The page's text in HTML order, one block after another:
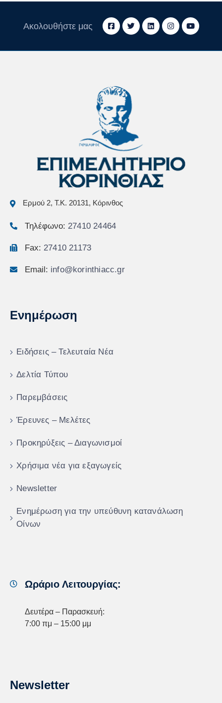
Ακολουθήστε μας
Ερμού 2, Τ.Κ. 20131, Κόρινθος
Τηλέφωνο: 27410 24464
Fax: 27410 21173
Email: info@korinthiacc.gr
Ενημέρωση
Ειδήσεις – Τελευταία Νέα
Δελτία Τύπου
Παρεμβάσεις
Έρευνες – Μελέτες
Προκηρύξεις – Διαγωνισμοί
Χρήσιμα νέα για εξαγωγείς
Newsletter
Ενημέρωση για την υπεύθυνη κατανάλωση
Οίνων
Ωράριο Λειτουργίας:
Δευτέρα – Παρασκευή:
7:00 πμ – 15:00 μμ
Newsletter